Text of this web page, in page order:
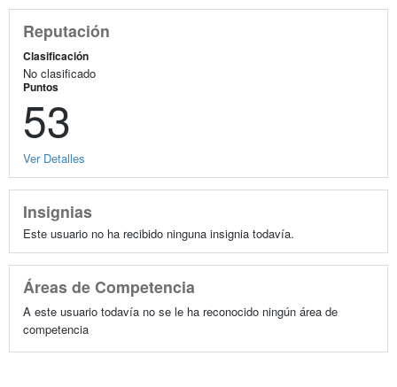
Reputación
Clasificación
No clasificado
Puntos
53
Ver Detalles
Insignias
Este usuario no ha recibido ninguna insignia todavía.
Áreas de Competencia
A este usuario todavía no se le ha reconocido ningún área de
competencia